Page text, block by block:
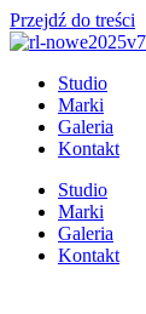
Przejdź do treści
Studio
Marki
Galeria
Kontakt
Studio
Marki
Galeria
Kontakt